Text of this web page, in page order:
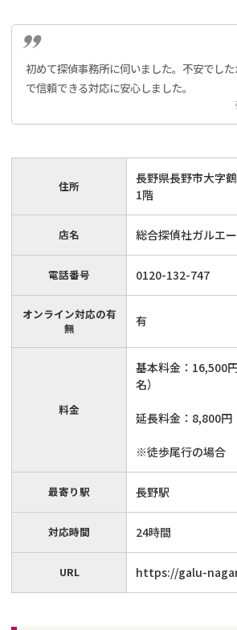
初めて探偵事務所に伺いました。不安でし
で信頼できる対応に安心しました。
住所
長野県長野市大字
1階
店名 総合探偵社ガルエ
電話番号 0120-132-747
オンライン対応の有
無
有
料金
基本料金：16,500
名）
延長料金：8,800円
※徒歩尾行の場合
最寄り駅 長野駅
対応時間 24時間
URL https://galu-